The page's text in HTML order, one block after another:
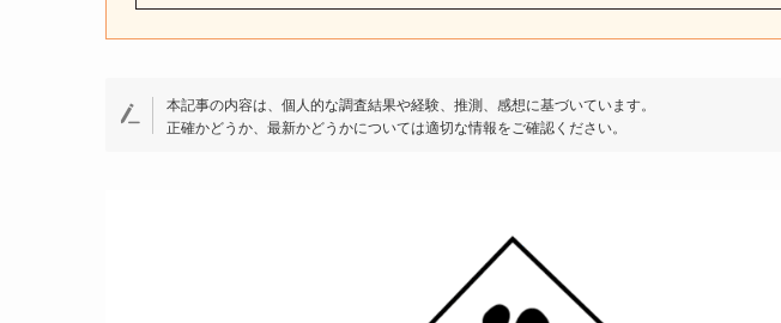
本記事の内容は、個人的な調査結果や経験、推測、感想に基づいています。
正確かどうか、最新かどうかについては適切な情報をご確認ください。